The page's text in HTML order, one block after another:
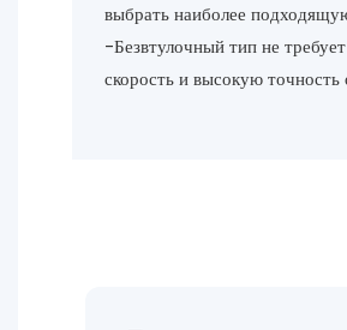
выбрать наиболее
-Безвтулочный тип не
скорость и высокую